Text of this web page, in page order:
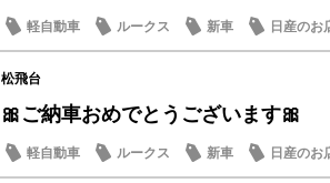
軽自動車 ルークス 新車 日産のお
松飛台
🎀ご納車おめでとうございます🎀
軽自動車 ルークス 新車 日産のお